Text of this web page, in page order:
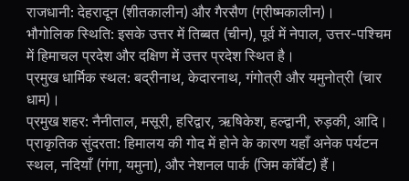
राजधानी: देहरादून (शीतकालीन) और गैरसैण (ग्रीष्मकालीन)।
भौगोलिक स्थिति: इसके उत्तर में तिब्बत (चीन), पूर्व में नेपाल, उत्तर-पश्चिम
में हिमाचल प्रदेश और दक्षिण में उत्तर प्रदेश स्थित है।
प्रमुख धार्मिक स्थल: बद्रीनाथ, केदारनाथ, गंगोत्री और यमुनोत्री (चार
धाम)।
प्रमुख शहर: नैनीताल, मसूरी, हरिद्वार, ऋषिकेश, हल्द्वानी, रुड़की, आदि।
प्राकृतिक सुंदरता: हिमालय की गोद में होने के कारण यहाँ अनेक पर्यटन
स्थल, नदियाँ (गंगा, यमुना), और नेशनल पार्क (जिम कॉर्बेट) हैं।